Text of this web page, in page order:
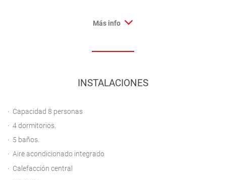
Más info
INSTALACIONES
Capacidad 8 personas
4 dormitorios.
5 baños.
Aire acondicionado integrado
Calefacción central